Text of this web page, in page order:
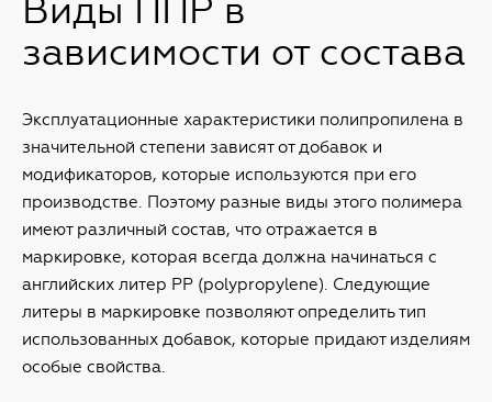
Виды ППР в
зависимости от состава
Эксплуатационные характеристики полипропилена в
значительной степени зависят от добавок и
модификаторов, которые используются при его
производстве. Поэтому разные виды этого полимера
имеют различный состав, что отражается в
маркировке, которая всегда должна начинаться с
английских литер PP (polypropylene). Следующие
литеры в маркировке позволяют определить тип
использованных добавок, которые придают изделиям
особые свойства.